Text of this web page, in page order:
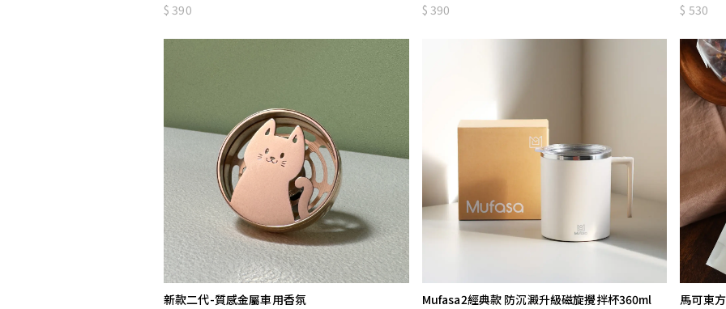
390
390
530
新款二代-質感金屬車用香氛
Mufasa2經典款 防沉澱升級磁旋攪拌杯360ml
馬可東